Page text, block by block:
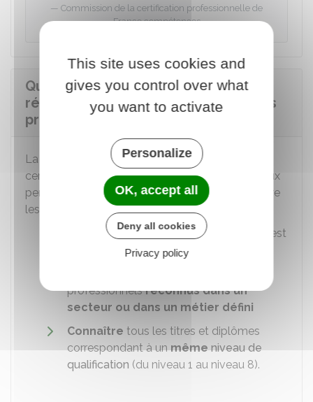
Commission de la certification professionnelle de
France compétences
Que permet la consultation du
répertoire national des certifications
professionnelles (RNCP) ?
La consultation du répertoire national des
certifications professionnelles (RNCP) permet aux
personnes et entreprises qui le souhaitent de faire
les démarches suivantes :
Vérifiersi un titre ou un diplôme précis est
à finalité professionnelle
professionnelsreconnus dans un
secteur ou dans un métier défini
Connaître tous les titres et diplômes
correspondant à unmêmeniveau de
qualification (du niveau 1 au niveau 8).
This site uses cookies and
gives you control over what
you want to activate
Personalize
OK, accept all
Deny all cookies
Privacy policy